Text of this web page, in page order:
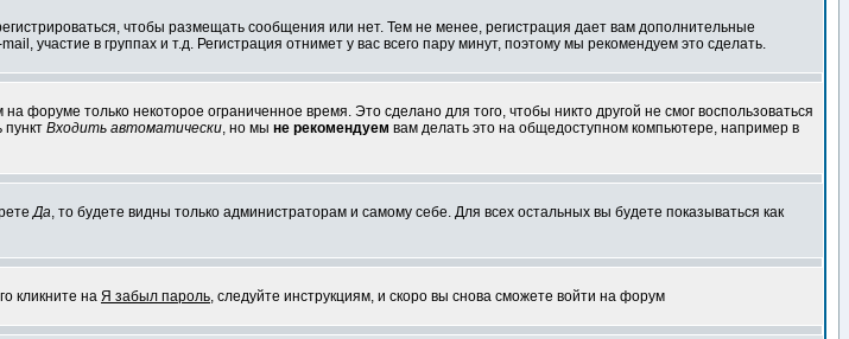
чтобы размещать сообщения или нет. Тем не менее, регистрация дает вам дополнительные
в группах и т.д. Регистрация отнимет у вас всего пару минут, поэтому мы рекомендуем это сделать.
форуме только некоторое ограниченное время. Это сделано для того, чтобы никто другой не смог воспользоваться
Входить автоматически, но мы не рекомендуем вам делать это на общедоступном компьютере, например в
Да, то будете видны только администраторам и самому себе. Для всех остальных вы будете показываться как
кликните на Я забыл пароль, следуйте инструкциям, и скоро вы снова сможете войти на форум